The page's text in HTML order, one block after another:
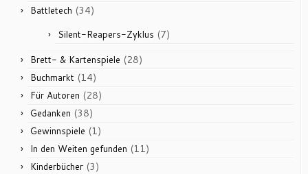
Battletech (34)
Silent-Reapers-Zyklus (7)
Brett- & Kartenspiele (28)
Buchmarkt (14)
Für Autoren (28)
Gedanken (38)
Gewinnspiele (1)
In den Weiten gefunden (11)
Kinderbücher (3)